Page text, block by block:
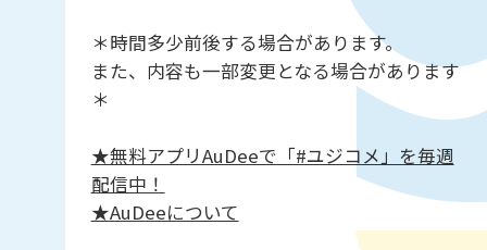
＊時間多少前後する場合があります。
また、内容も一部変更となる場合があります
＊
★無料アプリAuDeeで「#ユジコメ」を毎週
配信中！
★AuDeeについて